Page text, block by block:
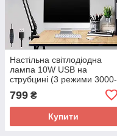
Настільна світлодіодна
лампа 10W USB на
струбцині (3 режими 3000-
799 ₴
Купити